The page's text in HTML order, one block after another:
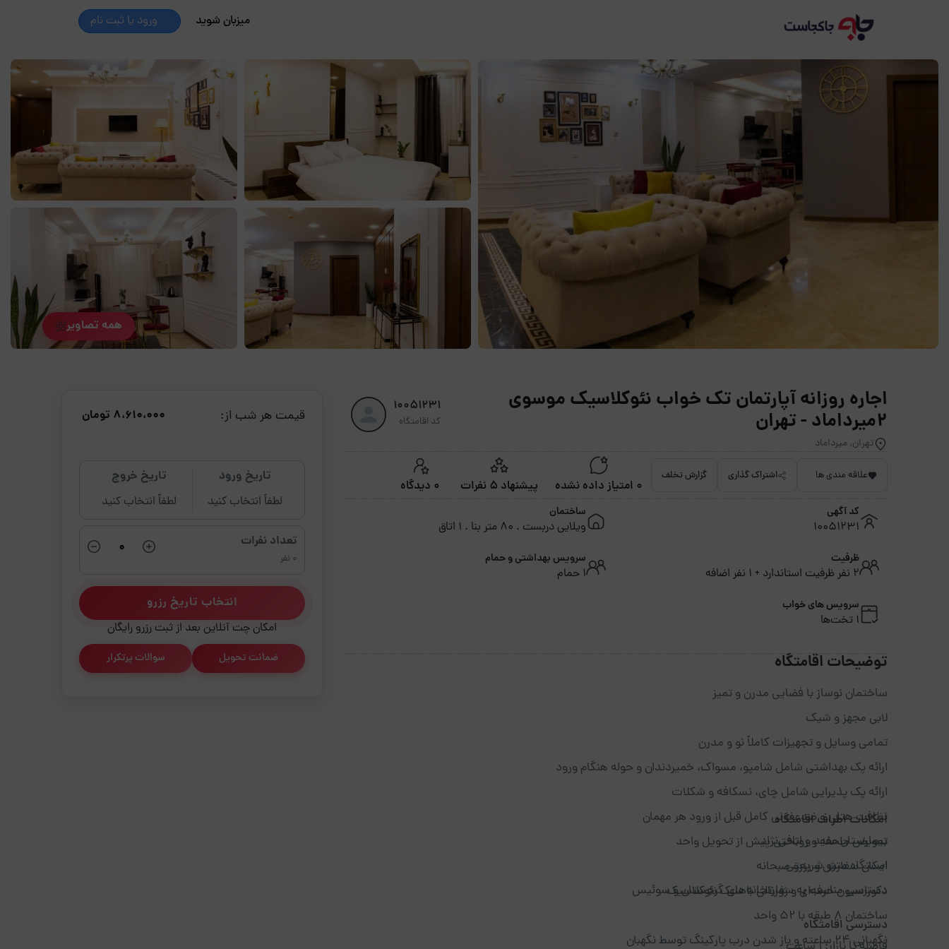
میزبان شوید ورود یا ثبت نام
همه تصاویر
اجاره روزانه آپارتمان تک خواب نئوکلاسیک موسوی
2میرداماد - تهران
تهران, میرداماد
10051231
کد اقامتگاه
علاقه مندی ها اشتراک گذاری گزارش تخلف
0 امتیاز داده نشده پیشنهاد 5 نفرات 0 دیدگاه
کد آگهی
10051231
ساختمان
ویلایی دربست . 80 متر بنا . 1 اتاق
ظرفیت
2 نفر ظرفیت استاندارد + 1 نفر اضافه
سرویس بهداشتی و حمام
1 حمام
سرویس های خواب
1 تخت‌ها
توضیحات اقامتگاه
ساختمان نوساز با فضایی مدرن و تمیز
لابی مجهز و شیک
تمامی وسایل و تجهیزات کاملاً نو و مدرن
ارائه پک بهداشتی شامل شامپو، مسواک، خمیردندان و حوله هنگام ورود
ارائه پک پذیرایی شامل چای، نسکافه و شکلات
نظافت هتلی و ضدعفونی کامل قبل از ورود هر مهمان
تعویض ملحفه و روتختی پیش از تحویل واحد
امکان سفارش و رزرو صبحانه
دکوراسیون حرفه‌ای و ژورنالی با سبک نئوکلاسیک
ساختمان ۸ طبقه با ۵۲ واحد
نگهبانی ۲۴ ساعته و باز شدن درب پارکینگ توسط نگهبان
امکانات اطراف اقامتگاه
بیمارستان مفید و لبافی‌نژاد
ایستگاه مترو شریعتی
دسترسی مناسب به سفارتخانه‌های گرجستان و سوئیس
دسترسی اقامتگاه
قیمت هر شب از: 8،610،000 تومان
تاریخ ورود
لطفاً انتخاب کنید
تاریخ خروج
لطفاً انتخاب کنید
تعداد نفرات
0 نفر
انتخاب تاریخ رزرو
امکان چت آنلاین بعد از ثبت رزرو رایگان
ضمانت تحویل سوالات پرتکرار